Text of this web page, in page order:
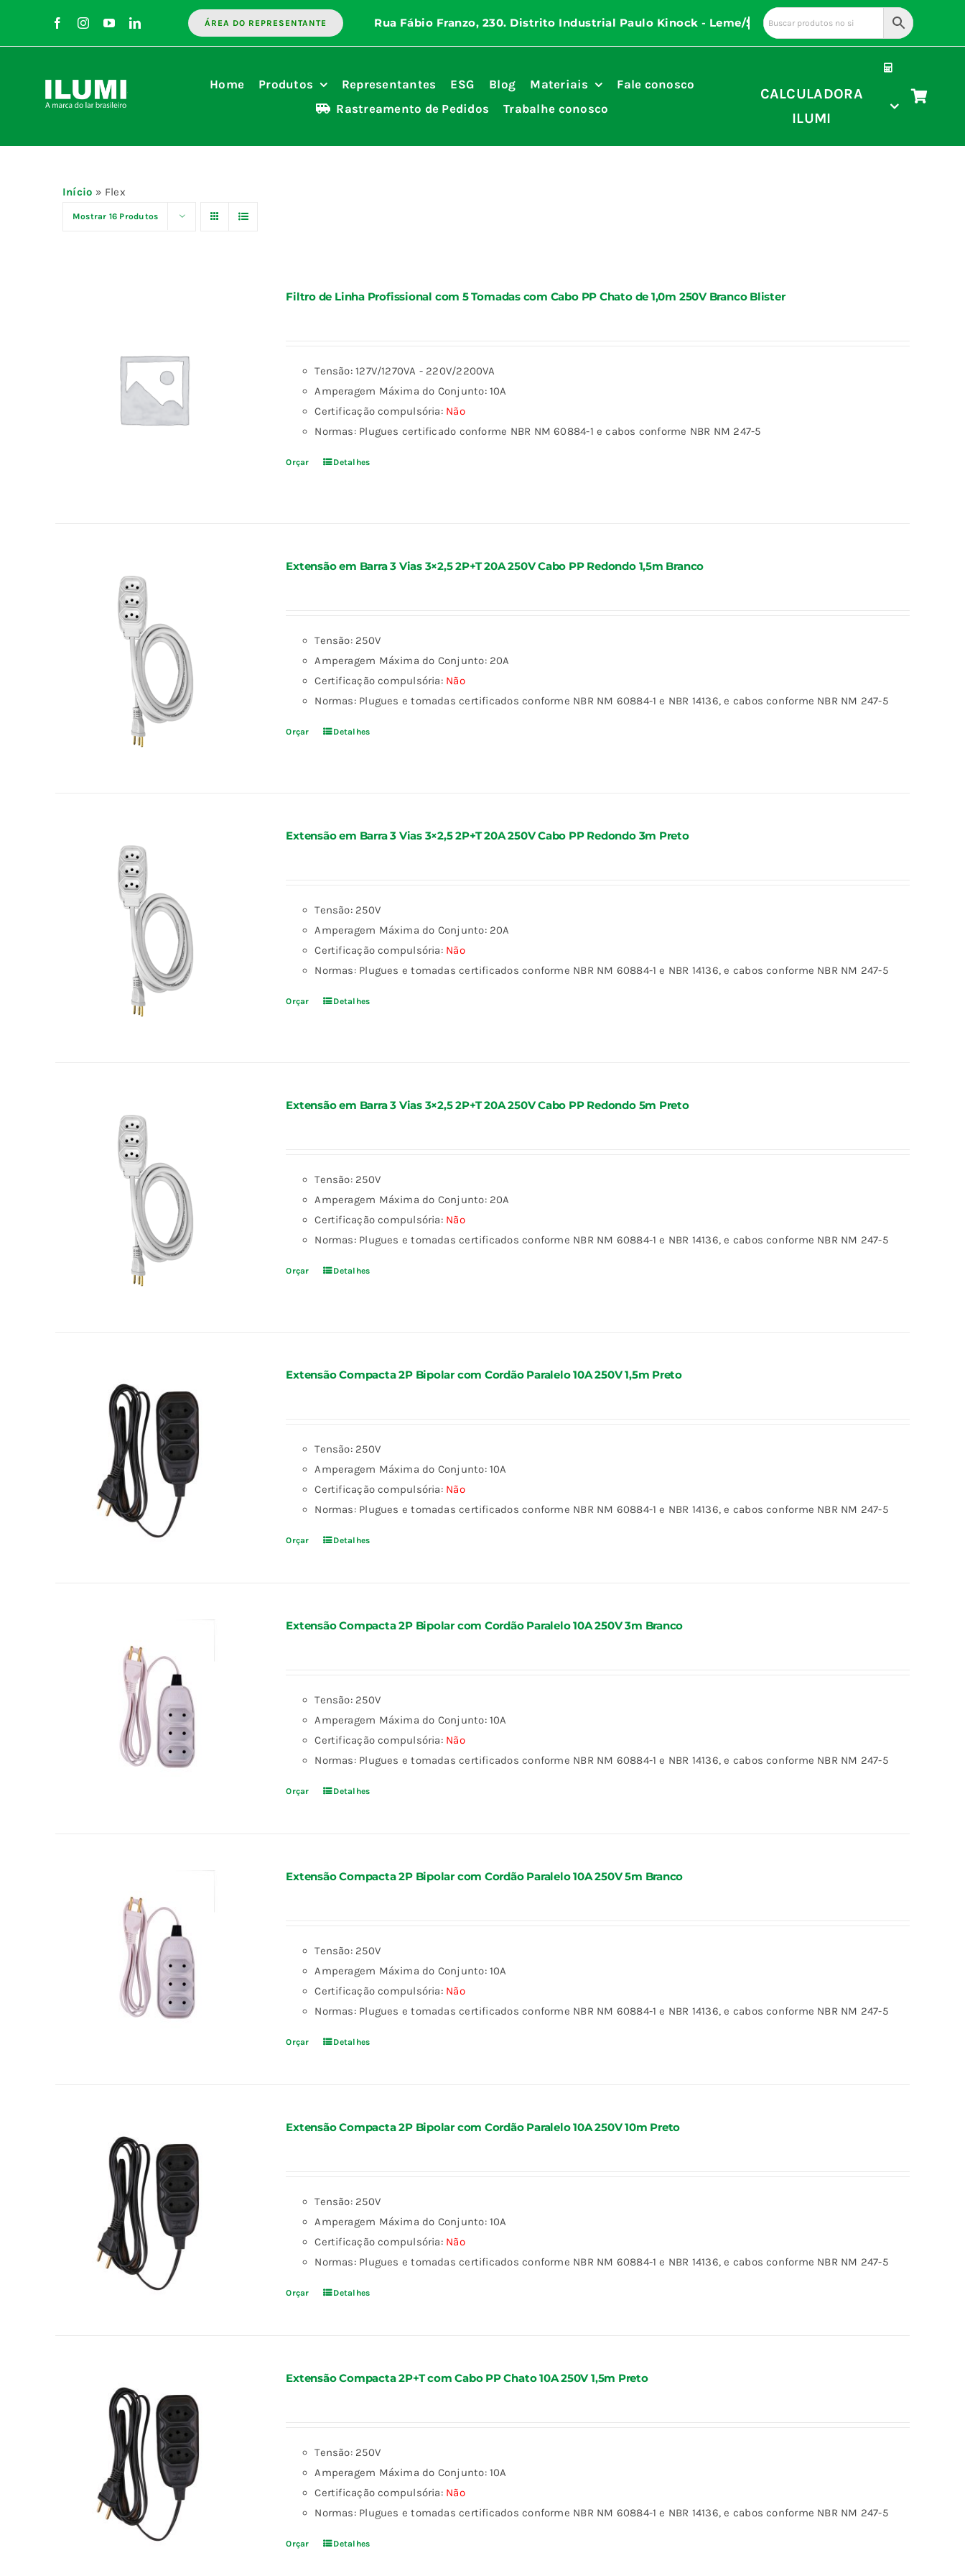
o
ÁREA DO REPRESENTANTE
Home Produtos Representantes ESG Blog Materiais
Fale conosco
Rastreamento de Pedidos
Trabalhe conosco
CALCULADORA
ILUMI
Início » Flex
Mostrar 16 Produtos
Filtro de Linha Profissional com 5 Tomadas com Cabo PP Chato de 1,0m 250V Branco Blister
Tensão: 127V/1270VA - 220V/2200VA
Amperagem Máxima do Conjunto: 10A
Certificação compulsória: Não
Normas: Plugues certificado conforme NBR NM 60884-1 e cabos conforme NBR NM 247-5
Orçar Detalhes
Extensão em Barra 3 Vias 3×2,5 2P+T 20A 250V Cabo PP Redondo 1,5m Branco
Tensão: 250V
Amperagem Máxima do Conjunto: 20A
Certificação compulsória: Não
Normas: Plugues e tomadas certificados conforme NBR NM 60884-1 e NBR 14136, e cabos conforme NBR NM 247-5
Orçar Detalhes
Extensão em Barra 3 Vias 3×2,5 2P+T 20A 250V Cabo PP Redondo 3m Preto
Tensão: 250V
Amperagem Máxima do Conjunto: 20A
Certificação compulsória: Não
Normas: Plugues e tomadas certificados conforme NBR NM 60884-1 e NBR 14136, e cabos conforme NBR NM 247-5
Orçar Detalhes
Extensão em Barra 3 Vias 3×2,5 2P+T 20A 250V Cabo PP Redondo 5m Preto
Tensão: 250V
Amperagem Máxima do Conjunto: 20A
Certificação compulsória: Não
Normas: Plugues e tomadas certificados conforme NBR NM 60884-1 e NBR 14136, e cabos conforme NBR NM 247-5
Orçar Detalhes
Extensão Compacta 2P Bipolar com Cordão Paralelo 10A 250V 1,5m Preto
Tensão: 250V
Amperagem Máxima do Conjunto: 10A
Certificação compulsória: Não
Normas: Plugues e tomadas certificados conforme NBR NM 60884-1 e NBR 14136, e cabos conforme NBR NM 247-5
Orçar Detalhes
Extensão Compacta 2P Bipolar com Cordão Paralelo 10A 250V 3m Branco
Tensão: 250V
Amperagem Máxima do Conjunto: 10A
Certificação compulsória: Não
Normas: Plugues e tomadas certificados conforme NBR NM 60884-1 e NBR 14136, e cabos conforme NBR NM 247-5
Orçar Detalhes
Extensão Compacta 2P Bipolar com Cordão Paralelo 10A 250V 5m Branco
Tensão: 250V
Amperagem Máxima do Conjunto: 10A
Certificação compulsória: Não
Normas: Plugues e tomadas certificados conforme NBR NM 60884-1 e NBR 14136, e cabos conforme NBR NM 247-5
Orçar Detalhes
Extensão Compacta 2P Bipolar com Cordão Paralelo 10A 250V 10m Preto
Tensão: 250V
Amperagem Máxima do Conjunto: 10A
Certificação compulsória: Não
Normas: Plugues e tomadas certificados conforme NBR NM 60884-1 e NBR 14136, e cabos conforme NBR NM 247-5
Orçar Detalhes
Extensão Compacta 2P+T com Cabo PP Chato 10A 250V 1,5m Preto
Tensão: 250V
Amperagem Máxima do Conjunto: 10A
Certificação compulsória: Não
Normas: Plugues e tomadas certificados conforme NBR NM 60884-1 e NBR 14136, e cabos conforme NBR NM 247-5
Orçar Detalhes